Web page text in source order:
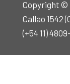
Copyright ©
Callao 1542
(+54 11)